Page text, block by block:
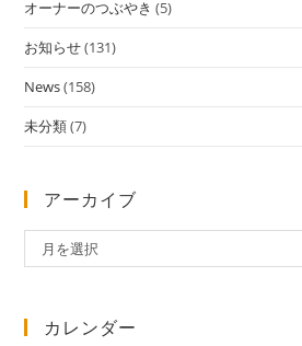
オーナーのつぶやき (5)
お知らせ(131)
News(158)
未分類(7)
アーカイブ
ー
イ
月を選択
カレンダー